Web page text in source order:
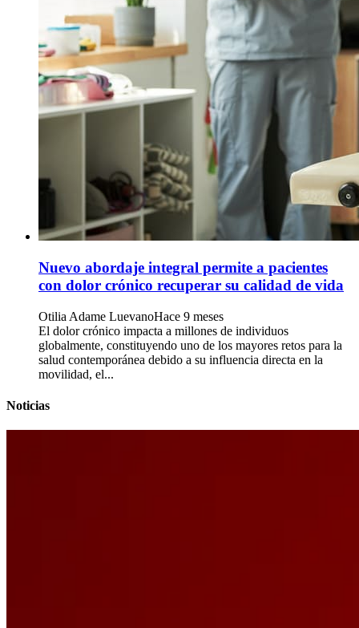
Nuevo abordaje integral permite a pacientes
con dolor crónico recuperar su calidad de vida
Otilia Adame LuevanoHace 9 meses
El dolor crónico impacta a millones de individuos
globalmente, constituyendo uno de los mayores retos para la
salud contemporánea debido a su influencia directa en la
movilidad, el...
Noticias